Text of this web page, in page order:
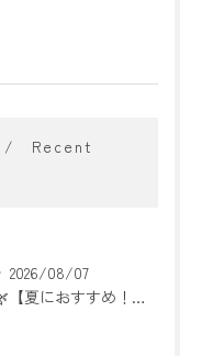
Recent
2026/08/07
🌿【夏におすすめ！ペパーミントアロマ】🌿